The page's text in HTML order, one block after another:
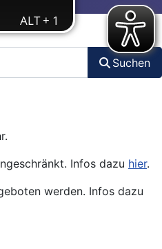
Suchen
Infos dazu hier.
werden. Infos dazu